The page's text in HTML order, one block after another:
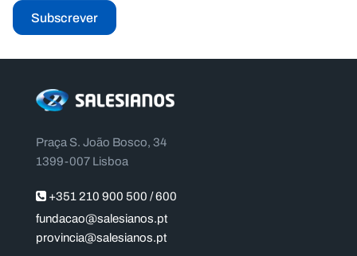
Subscrever
Praça S. João Bosco, 34
1399-007 Lisboa
+351 210 900 500 / 600
fundacao@salesianos.pt
provincia@salesianos.pt